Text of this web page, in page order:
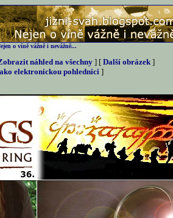
o víně vážně i nevážně...
náhled na všechny ] [ Další obrázek ]
elektronickou pohlednici ]